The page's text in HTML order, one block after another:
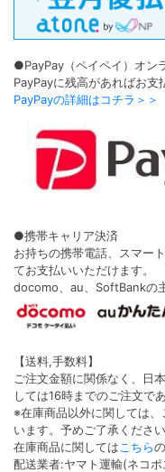
●PayPay（ペイペイ）オン
PayPayに残高があればお支
PayPayの詳細はコチラ＞＞
●携帯キャリア決済
お持ちの携帯電話、スマー
てお支払いいただけます。
docomo、au、SoftBankの
【送料,手数料】
ご注文金額に関係なく、日
しては16時までのご注文で
※在庫商品以外に関しては
います。予めご了承くださ
在庫商品に関しては こちら
配送業者:ヤマト運輸(ネコポ